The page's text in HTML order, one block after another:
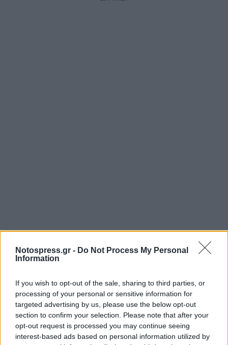
Notospress.gr - Do Not Process My Personal
Information
If you wish to opt-out of the sale, sharing to third parties, or
processing of your personal or sensitive information for
targeted advertising by us, please use the below opt-out
section to confirm your selection. Please note that after your
opt-out request is processed you may continue seeing
interest-based ads based on personal information utilized by